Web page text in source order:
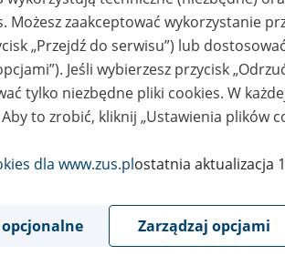
grudnia
2023
podstawie art. 20 ust. 4 ustawy z dnia 13
Możesz zaakceptować wykorzystanie
„Przejdź do serwisu”) lub
Jeśli wybierzesz przycisk
tylko niezbędne pliki cookies. W
to zrobić, kliknij „Ustawienia plików
dla www.zus.plostatnia aktualizacja
Zarządzaj opcjami